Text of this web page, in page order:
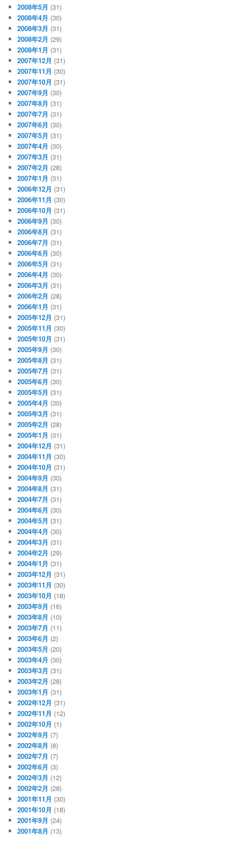
2008年5月 (31)
2008年4月 (30)
2008年3月 (31)
2008年2月 (29)
2008年1月 (31)
2007年12月 (31)
2007年11月 (30)
2007年10月 (31)
2007年9月 (30)
2007年8月 (31)
2007年7月 (31)
2007年6月 (30)
2007年5月 (31)
2007年4月 (30)
2007年3月 (31)
2007年2月 (28)
2007年1月 (31)
2006年12月 (31)
2006年11月 (30)
2006年10月 (31)
2006年9月 (30)
2006年8月 (31)
2006年7月 (31)
2006年6月 (30)
2006年5月 (31)
2006年4月 (30)
2006年3月 (31)
2006年2月 (28)
2006年1月 (31)
2005年12月 (31)
2005年11月 (30)
2005年10月 (31)
2005年9月 (30)
2005年8月 (31)
2005年7月 (31)
2005年6月 (30)
2005年5月 (31)
2005年4月 (30)
2005年3月 (31)
2005年2月 (28)
2005年1月 (31)
2004年12月 (31)
2004年11月 (30)
2004年10月 (31)
2004年9月 (30)
2004年8月 (31)
2004年7月 (31)
2004年6月 (30)
2004年5月 (31)
2004年4月 (30)
2004年3月 (31)
2004年2月 (29)
2004年1月 (31)
2003年12月 (31)
2003年11月 (30)
2003年10月 (18)
2003年9月 (16)
2003年8月 (10)
2003年7月 (11)
2003年6月 (2)
2003年5月 (20)
2003年4月 (30)
2003年3月 (31)
2003年2月 (28)
2003年1月 (31)
2002年12月 (31)
2002年11月 (12)
2002年10月 (1)
2002年9月 (7)
2002年8月 (8)
2002年7月 (7)
2002年6月 (3)
2002年3月 (12)
2002年2月 (28)
2001年11月 (30)
2001年10月 (18)
2001年9月 (24)
2001年8月 (13)